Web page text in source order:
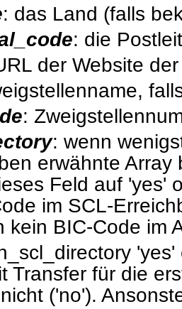
: das Land (falls
: die
der Website
:
: wenn
erwähnte
Feld auf 'yes'
im SCL-
kein BIC-Code im
Transfer für die
('no').